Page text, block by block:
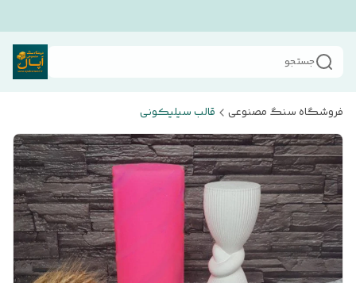
جستجو
فروشگاه سنگ مصنوعی قالب سیلیکونی